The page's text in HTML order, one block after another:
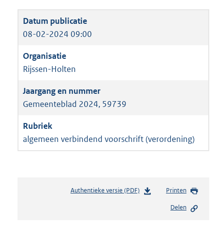
08-02-2024 09:00
Rijssen-Holten
Gemeenteblad 2024, 59739
algemeen verbindend voorschrift (verordening)
Authentieke versie (PDF)b
Printen
Delen